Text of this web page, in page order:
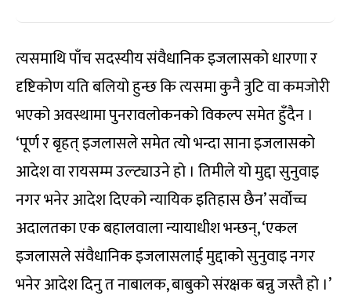
त्यसमाथि पाँच सदस्यीय संवैधानिक इजलासको धारणा र
दृष्टिकोण यति बलियो हुन्छ कि त्यसमा कुनै त्रुटि वा कमजोरी
भएको अवस्थामा पुनरावलोकनको विकल्प समेत हुँदैन ।
‘पूर्ण र बृहत् इजलासले समेत त्यो भन्दा साना इजलासको
आदेश वा रायसम्म उल्ट्याउने हो । तिमीले यो मुद्दा सुनुवाइ
नगर भनेर आदेश दिएको न्यायिक इतिहास छैन’ सर्वोच्च
अदालतका एक बहालवाला न्यायाधीश भन्छन्, ‘एकल
इजलासले संवैधानिक इजलासलाई मुद्दाको सुनुवाइ नगर
भनेर आदेश दिनु त नाबालक, बाबुको संरक्षक बन्नु जस्तै हो ।’